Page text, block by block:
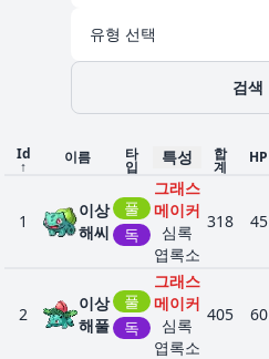
검색
Id
↑
이름 타
입 특성 합
계
HP
1
이상
해씨
풀
독
그래스
메이커
심록
엽록소
318 45
2
이상
해풀
풀
독
그래스
메이커
심록
엽록소
405 60